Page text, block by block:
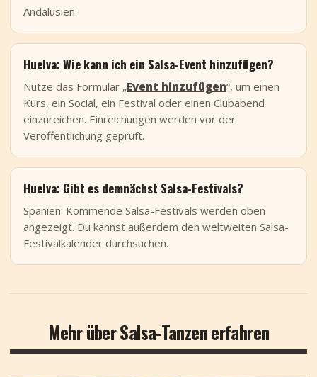
Andalusien.
Huelva: Wie kann ich ein Salsa-Event hinzufügen?
Nutze das Formular „Event hinzufügen“, um einen
Kurs, ein Social, ein Festival oder einen Clubabend
einzureichen. Einreichungen werden vor der
Veröffentlichung geprüft.
Huelva: Gibt es demnächst Salsa-Festivals?
Spanien: Kommende Salsa-Festivals werden oben
angezeigt. Du kannst außerdem den weltweiten Salsa-
Festivalkalender durchsuchen.
Mehr über Salsa-Tanzen erfahren